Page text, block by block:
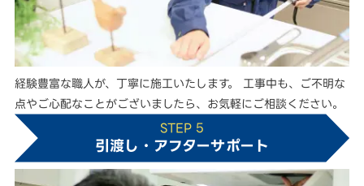
経験豊富な職人が、丁寧に施工いたします。 工事中も、ご不明な
点やご心配なことがございましたら、お気軽にご相談ください。
STEP 5
引渡し・アフターサポート